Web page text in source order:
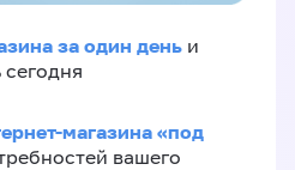
за один день и
сегодня
магазина «под
вашего